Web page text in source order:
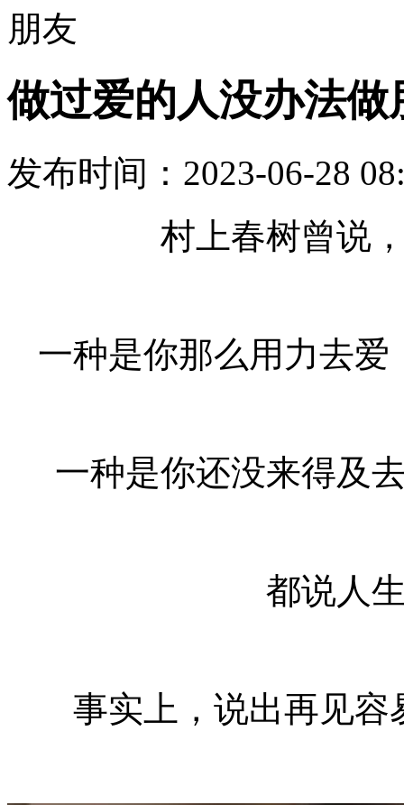
朋友
做过爱的人没办法做
发布时间： 2023-06-28
村上春树曾说
一种是你那么用力去
一种是你还没来得及
都说人
事实上，说出再见